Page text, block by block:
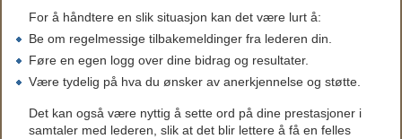
For å håndtere en slik situasjon kan det være lurt å:
Be om regelmessige tilbakemeldinger fra lederen din.
Føre en egen logg over dine bidrag og resultater.
Være tydelig på hva du ønsker av anerkjennelse og støtte.
Det kan også være nyttig å sette ord på dine prestasjoner i
samtaler med lederen, slik at det blir lettere å få en felles